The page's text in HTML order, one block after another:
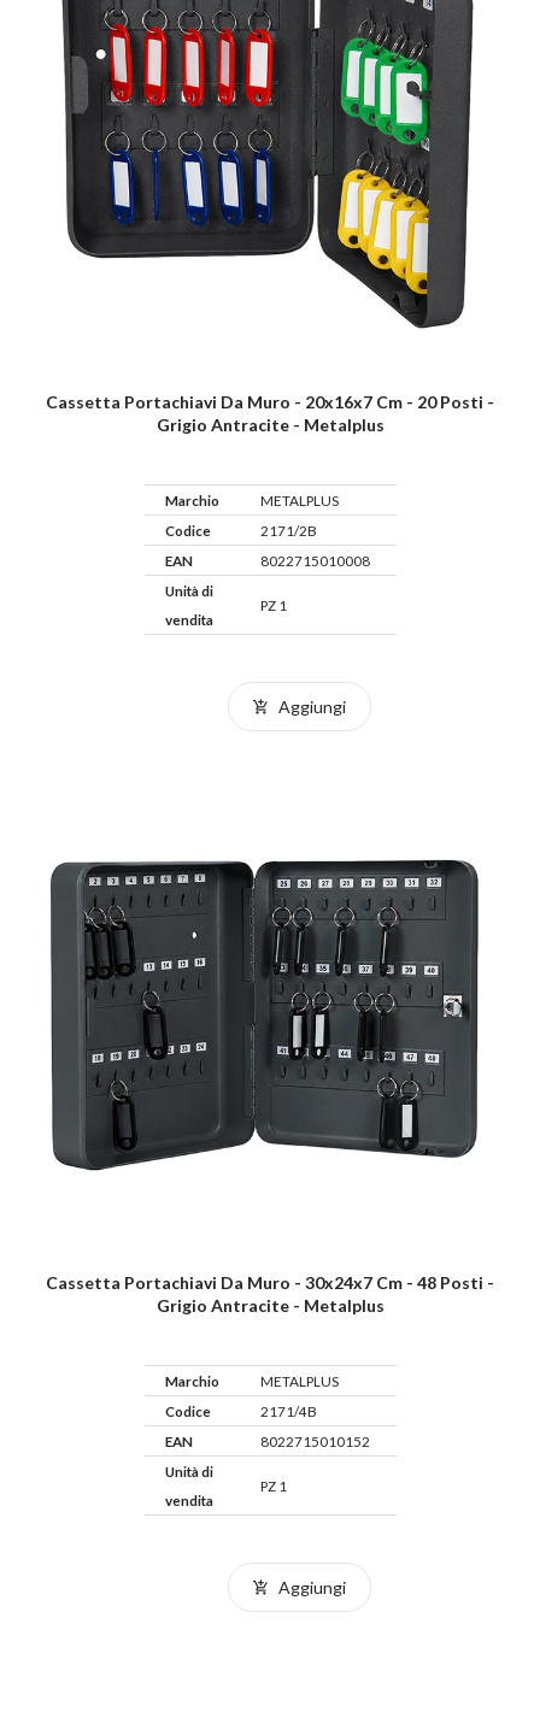
Cassetta Portachiavi Da Muro - 20x16x7 Cm - 20 Posti -
Grigio Antracite - Metalplus
Marchio
METALPLUS
Codice
2171/2B
EAN
8022715010008
Unità di
vendita
PZ 1
Aggiungi
Cassetta Portachiavi Da Muro - 30x24x7 Cm - 48 Posti -
Grigio Antracite - Metalplus
Marchio
METALPLUS
Codice
2171/4B
EAN
8022715010152
Unità di
vendita
PZ 1
Aggiungi